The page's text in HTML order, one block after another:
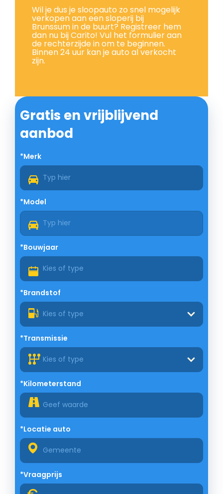
Wil je dus je sloopauto zo snel mogelijk
verkopen aan een sloperij bij
Brunssum in de buurt? Registreer hem
dan nu bij Carito! Vul het formulier aan
de rechterzijde in om te beginnen.
Binnen 24 uur kan je auto al verkocht
zijn.
Gratis en vrijblijvend
aanbod
*Merk
*Model
*Bouwjaar
*Brandstof
Kies of type
*Transmissie
Kies of type
*Kilometerstand
*Locatie auto
*Vraagprijs